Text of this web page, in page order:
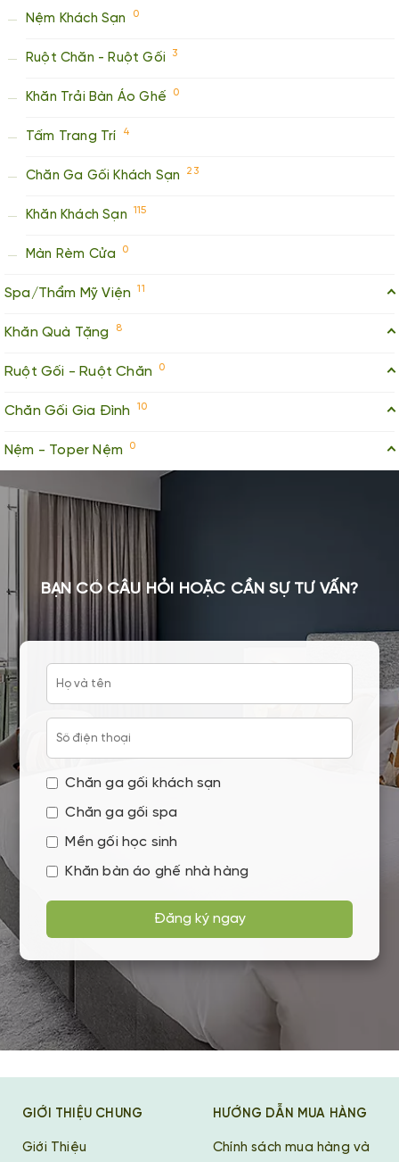
Nệm Khách Sạn 0
Ruột Chăn - Ruột Gối 3
Khăn Trải Bàn Áo Ghế 0
Tấm Trang Trí 4
Chăn Ga Gối Khách Sạn 23
Khăn Khách Sạn 115
Màn Rèm Cửa 0
Spa/Thẩm Mỹ Viện 11
Khăn Quà Tặng 8
Ruột Gối - Ruột Chăn 0
Chăn Gối Gia Đình 10
Nệm - Toper Nệm 0
BẠN CÓ CÂU HỎI HOẶC CẦN SỰ TƯ VẤN?
Chăn ga gối khách sạn
Chăn ga gối spa
Mền gối học sinh
Khăn bàn áo ghế nhà hàng
Đăng ký ngay
GIỚI THIỆU CHUNG
Giới Thiệu
HƯỚNG DẪN MUA HÀNG
Chính sách mua hàng và